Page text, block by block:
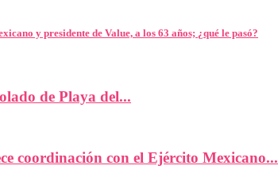
y presidente de Value, a los 63 años; ¿qué le pasó?
de Playa del...
coordinación con el Ejército Mexicano...